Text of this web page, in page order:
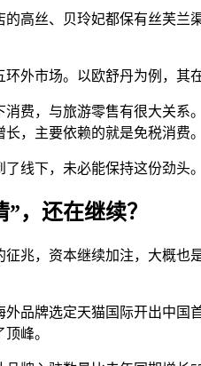
高丝、贝玲妃都保有丝芙兰
外市场。以欧舒丹为例，其
消费，与旅游零售有很大关
，主要依赖的就是免税消费。
线下，未必能保持这份劲头。
，还在继续？
征兆，资本继续加注，大概
外品牌选定天猫国际开出中
峰。